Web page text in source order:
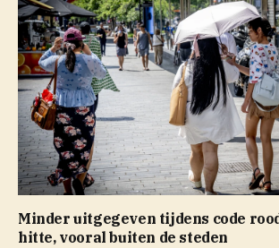
Minder uitgegeven tijdens code
hitte, vooral buiten de steden